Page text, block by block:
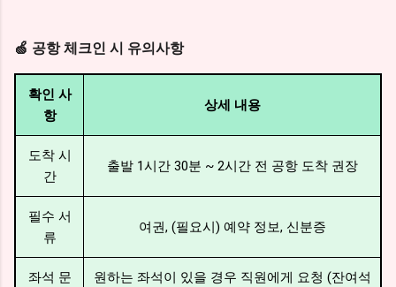
🍏 공항 체크인 시 유의사항
확인 사
항
상세 내용
도착 시
간
출발 1시간 30분 ~ 2시간 전 공항 도착 권장
필수 서
류
여권, (필요시) 예약 정보, 신분증
좌석 문
원하는 좌석이 있을 경우 직원에게 요청 (잔여석